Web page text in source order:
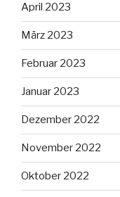
April 2023
März 2023
Februar 2023
Januar 2023
Dezember 2022
November 2022
Oktober 2022